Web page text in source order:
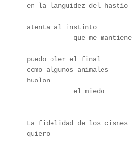
en la languidez del hastío
atenta al instinto
que me
puedo oler el final
como algunos animales
huelen
            el miedo
La fidelidad de los cisnes
quiero